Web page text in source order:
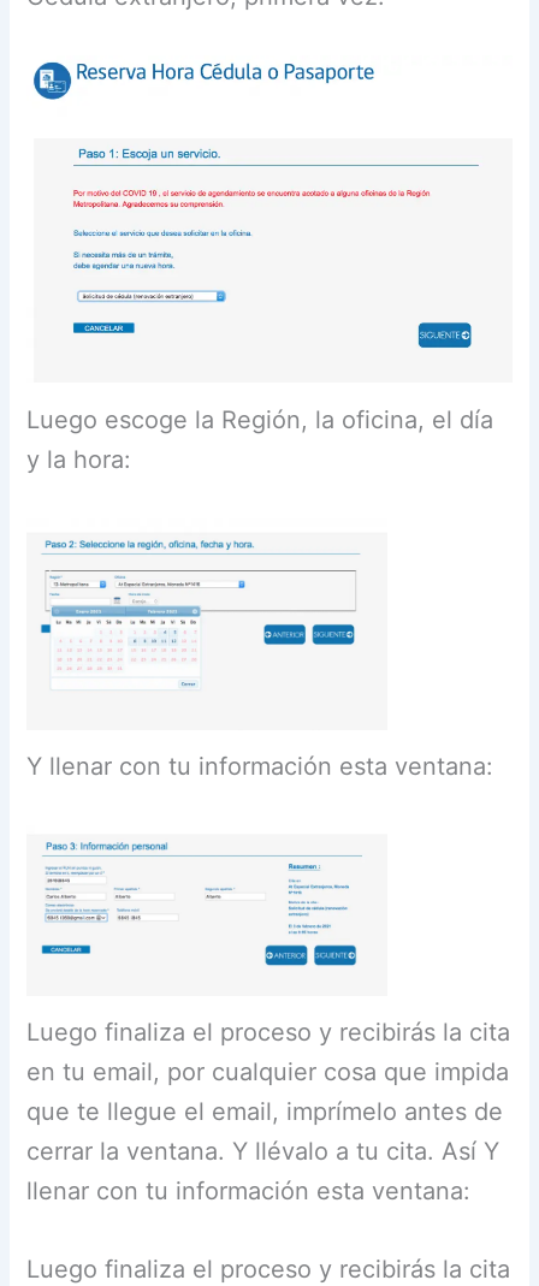
Luego escoge la Región, la oficina, el día
y la hora:
Y llenar con tu información esta ventana:
Luego finaliza el proceso y recibirás la cita
en tu email, por cualquier cosa que impida
que te llegue el email, imprímelo antes de
cerrar la ventana. Y llévalo a tu cita. Así Y
llenar con tu información esta ventana:
Luego finaliza el proceso y recibirás la cita